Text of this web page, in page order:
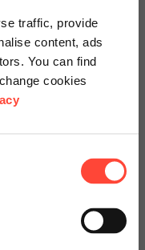
traffic, provide
content, ads
You can find
cookies
ein breites,
und eine solide
einem immer
Center) lassen
und
innerhalb
and